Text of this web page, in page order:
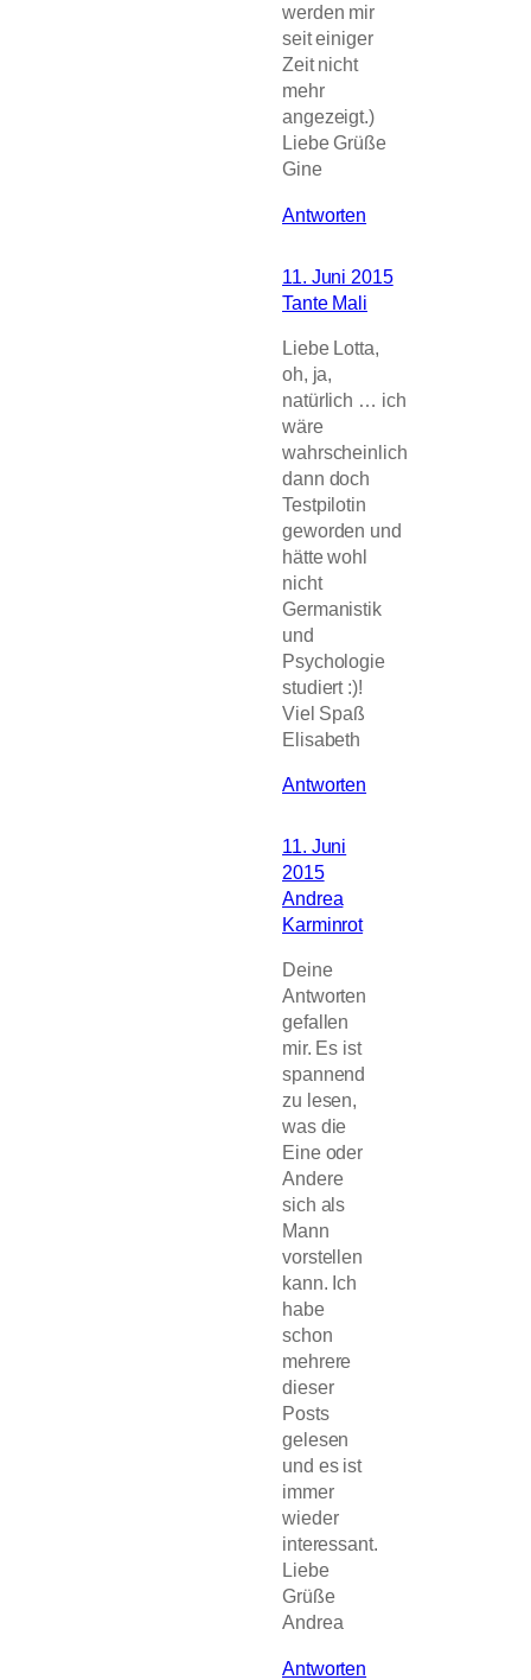
werden mir
seit einiger
Zeit nicht
mehr
angezeigt.)
Liebe Grüße
Gine
Antworten
11. Juni 2015
Tante Mali
Liebe Lotta,
oh, ja,
natürlich … ich
wäre
wahrscheinlich
dann doch
Testpilotin
geworden und
hätte wohl
nicht
Germanistik
und
Psychologie
studiert :)!
Viel Spaß
Elisabeth
Antworten
11. Juni
2015
Andrea
Karminrot
Deine
Antworten
gefallen
mir. Es ist
spannend
zu lesen,
was die
Eine oder
Andere
sich als
Mann
vorstellen
kann. Ich
habe
schon
mehrere
dieser
Posts
gelesen
und es ist
immer
wieder
interessant.
Liebe
Grüße
Andrea
Antworten